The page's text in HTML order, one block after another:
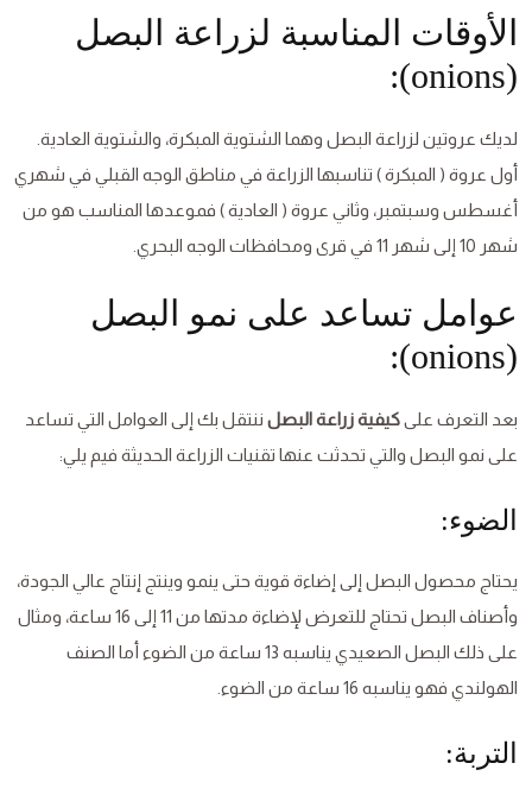
الأوقات المناسبة لزراعة البصل
(onions):
لديك عروتين لزراعة البصل وهما الشتوية المبكرة، والشتوية العادية.
أول عروة ( المبكرة ) تناسبها الزراعة في مناطق الوجه القبلي في شهري
أغسطس وسبتمبر، وثاني عروة ( العادية ) فموعدها المناسب هو من
شهر 10 إلى شهر 11 في قرى ومحافظات الوجه البحري.
عوامل تساعد على نمو البصل
(onions):
بعد التعرف علىكيفية زراعة البصل ننتقل بك إلى العوامل التي تساعد
على نمو البصل والتي تحدثت عنها تقنيات الزراعة الحديثة فيم يلي:
الضوء:
يحتاج محصول البصل إلى إضاءة قوية حتى ينمو وينتج إنتاج عالي الجودة،
وأصناف البصل تحتاج للتعرض لإضاءة مدتها من 11 إلى 16 ساعة، ومثال
على ذلك البصل الصعيدي يناسبه 13 ساعة من الضوء أما الصنف
الهولندي فهو يناسبه 16 ساعة من الضوء.
التربة: